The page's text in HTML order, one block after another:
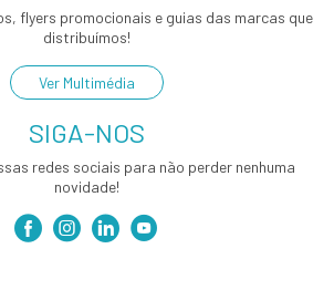
flyers promocionais e guias das marcas que
distribuímos!
Ver Multimédia
SIGA-NOS
redes sociais para não perder nenhuma
novidade!